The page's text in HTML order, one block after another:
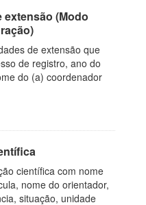
extensão (Modo
de extensão que
de registro, ano do
do (a) coordenador
científica com nome
nome do orientador,
situação, unidade